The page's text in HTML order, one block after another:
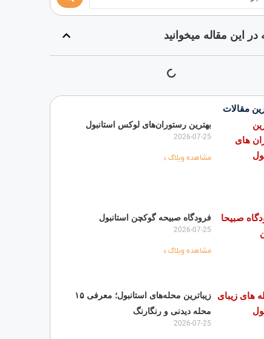
در این مقاله میخوانید
مقالات
بهترین رستوران‌های لوکس استانبول
2026-07-25
مشاهده وبلاگ »
فرودگاه صبیحه گوکچن استانبول
2026-07-25
مشاهده وبلاگ »
زیباترین محله‌های استانبول؛ معرفی ۱۵
محله دیدنی و رنگارنگ
2026-07-25